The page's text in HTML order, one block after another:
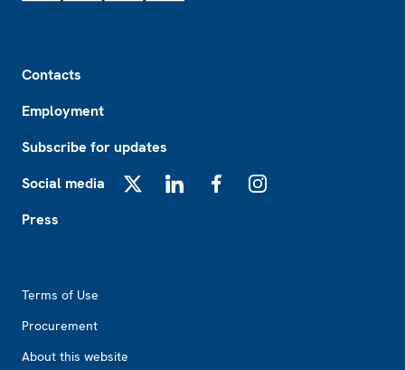
Contacts
Employment
Subscribe for updates
Social media
Press
Terms of Use
Procurement
About this website